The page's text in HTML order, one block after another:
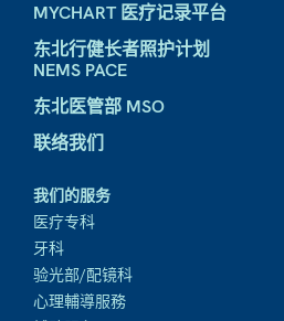
MYCHART 医疗记录平台
东北行健长者照护计划
NEMS PACE
东北医管部 MSO
联络我们
我们的服务
医疗专科
牙科
验光部/配镜科
心理輔導服務